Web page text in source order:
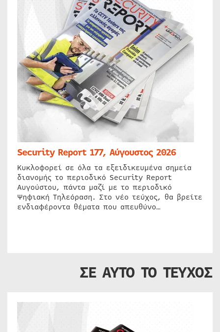
Security Report 177, Αύγουστος 2026
Κυκλοφορεί σε όλα τα εξειδικευμένα σημεία
διανομής το περιοδικό Security Report
Αυγούστου, πάντα μαζί με το περιοδικό
Ψηφιακή Τηλεόραση. Στο νέο τεύχος, θα βρείτε
ενδιαφέροντα θέματα που απευθύνο…
ΣΕ ΑΥΤΟ ΤΟ ΤΕΥΧΟΣ